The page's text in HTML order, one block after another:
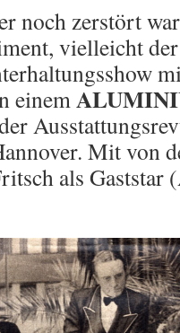
noch zerstört
vielleicht
einem
Mit von
als Gaststar